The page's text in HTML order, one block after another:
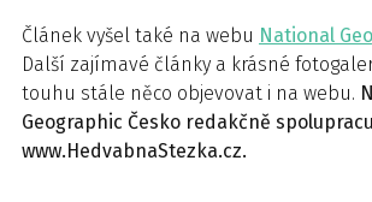
Článek vyšel také na webu National
Další zajímavé články a krásné
touhu stále něco objevovat i na webu.
Geographic Česko redakčně
www.HedvabnaStezka.cz.